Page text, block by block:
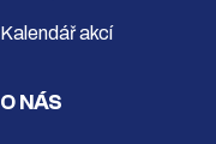
Kalendář akcí
O NÁS